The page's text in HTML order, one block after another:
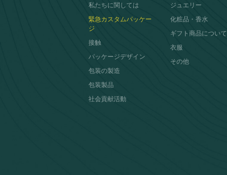
私たちに関しては
緊急カスタムパッケー
ジ
接触
パッケージデザイン
包装の製造
包装製品
社会貢献活動
ジュエリー
化粧品・香水
ギフト商品について
衣服
その他